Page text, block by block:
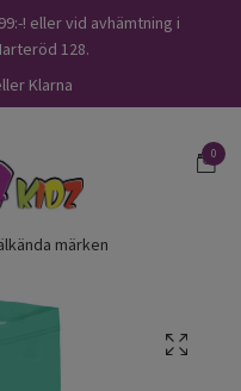
! eller vid avhämtning i
128.
Klarna
0
märken